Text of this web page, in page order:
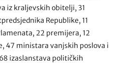
iz kraljevskih obitelji, 31
Republike, 11
22 premijera, 12
47 ministara vanjskih poslova i
izaslanstava političkih